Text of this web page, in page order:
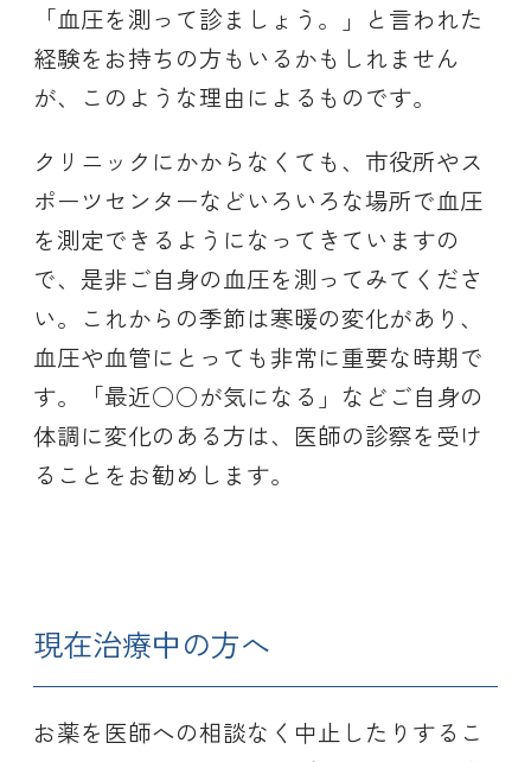
「血圧を測って診ましょう。」と言われた
経験をお持ちの方もいるかもしれません
が、このような理由によるものです。
クリニックにかからなくても、市役所やス
ポーツセンターなどいろいろな場所で血圧
を測定できるようになってきていますの
で、是非ご自身の血圧を測ってみてくださ
い。これからの季節は寒暖の変化があり、
血圧や血管にとっても非常に重要な時期で
す。「最近○○が気になる」などご自身の
体調に変化のある方は、医師の診察を受け
ることをお勧めします。
現在治療中の方へ
お薬を医師への相談なく中止したりするこ